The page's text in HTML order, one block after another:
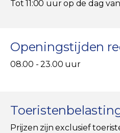
Tot 11:00 uur op de dag
Openingstijden
08.00 - 23.00 uur
Prijzen zijn exclusief